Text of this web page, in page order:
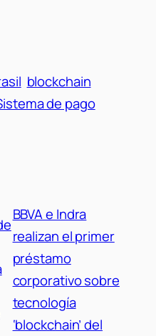
blockchain
de pago
BBVA e Indra
realizan el primer
préstamo
corporativo sobre
tecnología
‘blockchain’ del